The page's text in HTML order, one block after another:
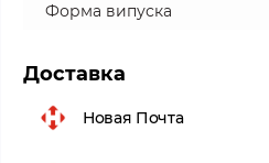
Форма випуска
Доставка
Новая Почта